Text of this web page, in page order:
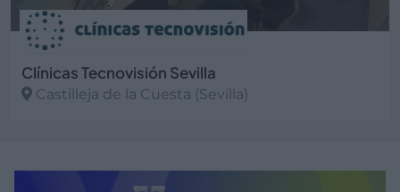
Clínicas Tecnovisión Sevilla
Castilleja de la Cuesta (Sevilla)